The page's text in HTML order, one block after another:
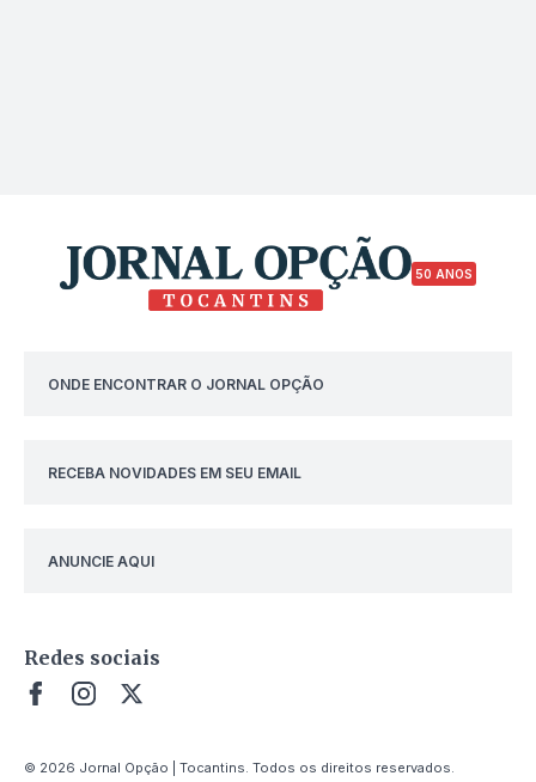
50 ANOS
ONDE ENCONTRAR O JORNAL OPÇÃO
RECEBA NOVIDADES EM SEU EMAIL
ANUNCIE AQUI
Redes sociais
© 2026 Jornal Opção | Tocantins. Todos os direitos reservados.